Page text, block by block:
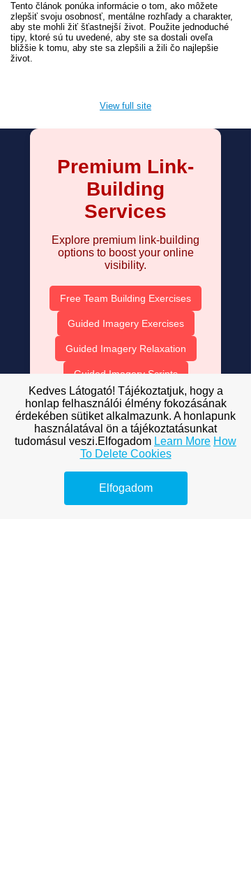
Tento článok ponúka informácie o tom, ako môžete
zlepšiť svoju osobnosť, mentálne rozhľady a charakter,
aby ste mohli žiť šťastnejší život. Použite jednoduché
tipy, ktoré sú tu uvedené, aby ste sa dostali oveľa
bližšie k tomu, aby ste sa zlepšili a žili čo najlepšie
život.
View full site
Premium Link-
Building
Services
Explore premium link-building
options to boost your online
visibility.
Free Team Building Exercises
Guided Imagery Exercises
Guided Imagery Relaxation
Guided Imagery Scripts
How to Control Emotions
The Importance of Motivation
Inspirational Quotes for the Day
James-Lange Theory of
Emotion
Kedves Látogató! Tájékoztatjuk, hogy a
honlap felhasználói élmény fokozásának
érdekében sütiket alkalmazunk. A honlapunk
használatával ön a tájékoztatásunkat
tudomásul veszi.Elfogadom Learn More How
To Delete Cookies
Elfogadom